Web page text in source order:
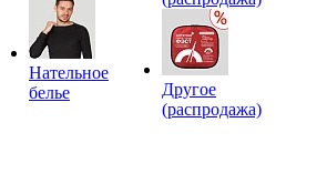
Нательное
белье
Другое
(распродажа)